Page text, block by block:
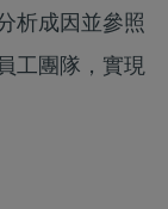
析成因並參照
工團隊，實現